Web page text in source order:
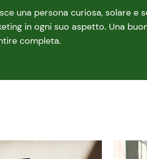
una persona curiosa, solare e
in ogni suo aspetto. Una
completa.